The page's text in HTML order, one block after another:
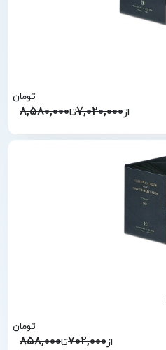
از7,020,000تا8,580,000
تومان
از702,000تا858,000
تومان